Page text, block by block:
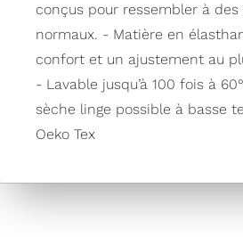
conçus pour ressembler à
normaux. - Matière en
confort et un ajustement au
- Lavable jusqu’à 100 fois à
sèche linge possible à basse
Oeko Tex